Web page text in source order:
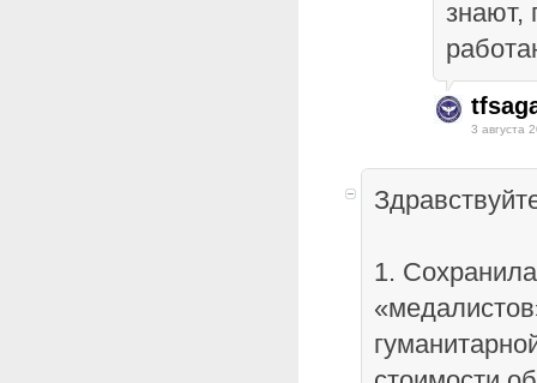
знают,
3 августа
1.